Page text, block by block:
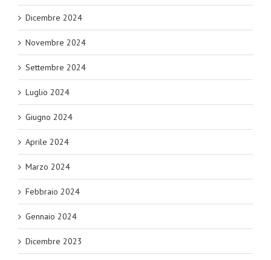
Dicembre 2024
Novembre 2024
Settembre 2024
Luglio 2024
Giugno 2024
Aprile 2024
Marzo 2024
Febbraio 2024
Gennaio 2024
Dicembre 2023